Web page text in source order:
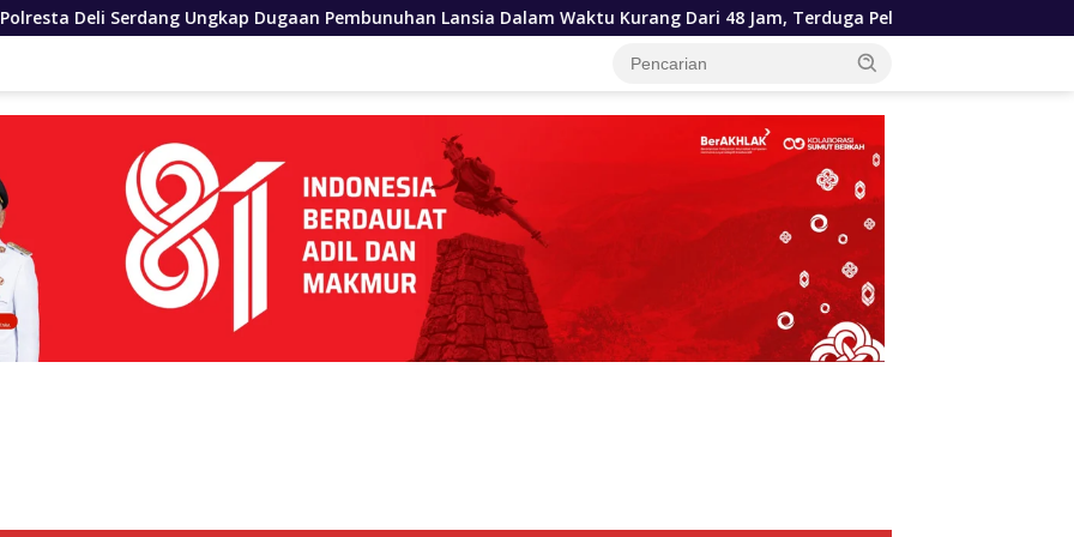
Dugaan Pembunuhan Lansia Dalam Waktu Kurang Dari 48 Jam, Terduga Pelaku Ditangkap